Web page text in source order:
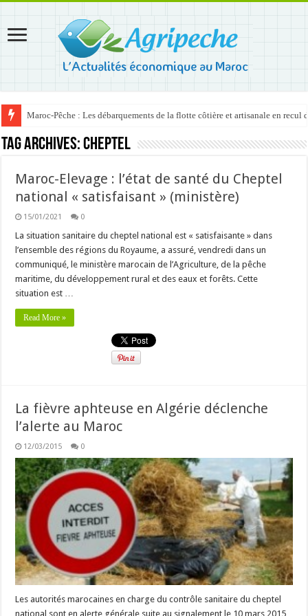
Maroc-Pêche : Les débarquements de la flotte côtière et artisanale en recul
Tag Archives:cheptel
Maroc-Elevage : l’état de santé du Cheptel
national « satisfaisant » (ministère)
15/01/2021 0
La situation sanitaire du cheptel national est « satisfaisante » dans
l’ensemble des régions du Royaume, a assuré, vendredi dans un
communiqué, le ministère marocain de l’Agriculture, de la pêche
maritime, du développement rural et des eaux et forêts. Cette
situation est …
Read More »
La fièvre aphteuse en Algérie déclenche
l’alerte au Maroc
12/03/2015 0
Les autorités marocaines en charge du contrôle sanitaire du cheptel
national sont en alerte générale suite au signalement le 10 mars 2015,